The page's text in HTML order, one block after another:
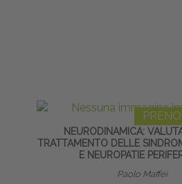
NEURODINAMICA:
TRATTAMENTO DELLE
E NEUROPATIE
Paolo Maffei